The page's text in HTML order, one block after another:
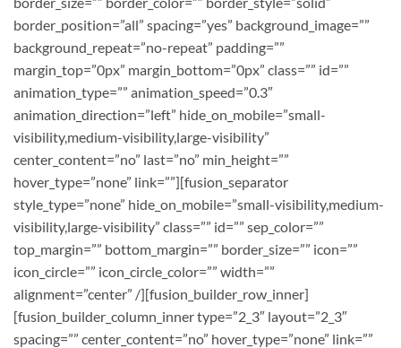
border_position=”all” spacing=”yes” background_image=””
background_repeat=”no-repeat” padding=””
margin_top=”0px” margin_bottom=”0px” class=”” id=””
animation_type=”” animation_speed=”0.3″
animation_direction=”left” hide_on_mobile=”small-
visibility,medium-visibility,large-visibility”
center_content=”no” last=”no” min_height=””
hover_type=”none” link=””][fusion_separator
style_type=”none” hide_on_mobile=”small-visibility,medium-
visibility,large-visibility” class=”” id=”” sep_color=””
top_margin=”” bottom_margin=”” border_size=”” icon=””
icon_circle=”” icon_circle_color=”” width=””
alignment=”center” /][fusion_builder_row_inner]
[fusion_builder_column_inner type=”2_3″ layout=”2_3″
spacing=”” center_content=”no” hover_type=”none” link=””